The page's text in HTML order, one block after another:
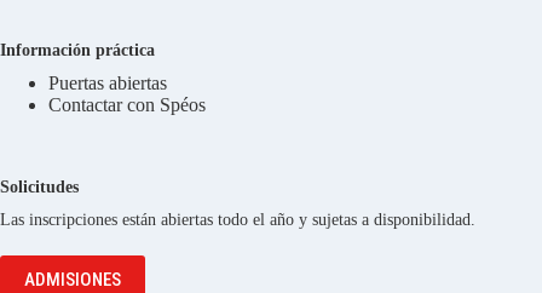
Información práctica
Puertas abiertas
Contactar con Spéos
Solicitudes
Las inscripciones están abiertas todo el año y sujetas a disponibilidad.
ADMISIONES